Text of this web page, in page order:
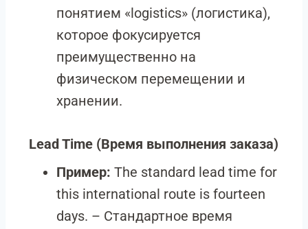
понятием «logistics» (логистика),
которое фокусируется
преимущественно на
физическом перемещении и
хранении.
Lead Time (Время выполнения заказа)
Пример: The standard lead time for
this international route is fourteen
days. – Стандартное время